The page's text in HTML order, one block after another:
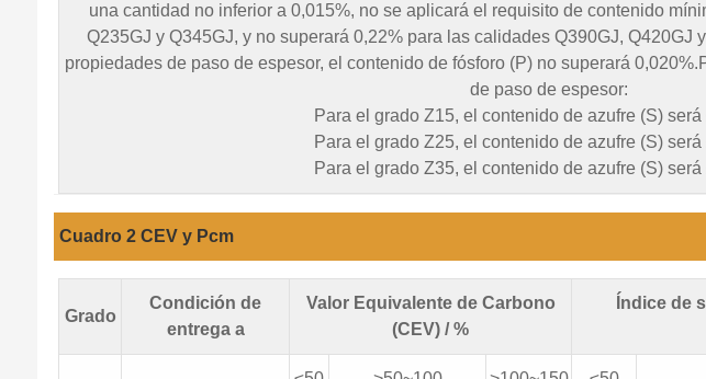
una cantidad no inferior a 0,015%, no se aplicará el requisito de contenido
Q235GJ y Q345GJ, y no superará 0,22% para las calidades Q390GJ, Q420GJ
propiedades de paso de espesor, el contenido de fósforo (P) no superará
de paso de espesor:
Para el grado Z15, el contenido de azufre (S) será
Para el grado Z25, el contenido de azufre (S) será
Para el grado Z35, el contenido de azufre (S) será
Cuadro 2 CEV y Pcm
Grado
Condición de
entrega a
Valor Equivalente de Carbono
(CEV) / %
Índice de